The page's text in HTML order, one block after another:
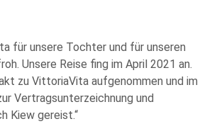
für unsere Tochter und für unseren
Unsere Reise fing im April 2021 an.
zu VittoriaVita aufgenommen und im
Vertragsunterzeichnung und
Kiew gereist.“